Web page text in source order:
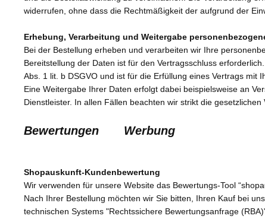
widerrufen, ohne dass die Rechtmäßigkeit der aufgrund der
Erhebung, Verarbeitung und Weitergabe
Bei der Bestellung erheben und verarbeiten wir Ihre
Bereitstellung der Daten ist für den Vertragsschluss
Abs. 1 lit. b DSGVO und ist für die Erfüllung eines Vertrags mit
Eine Weitergabe Ihrer Daten erfolgt dabei beispielsweise an
Dienstleister. In allen Fällen beachten wir strikt die
Bewertungen Werbung
Shopauskunft-Kundenbewertung
Wir verwenden für unsere Website das Bewertungs-Tool
Nach Ihrer Bestellung möchten wir Sie bitten, Ihren Kauf bei
technischen Systems "Rechtssichere Bewertungsanfrage